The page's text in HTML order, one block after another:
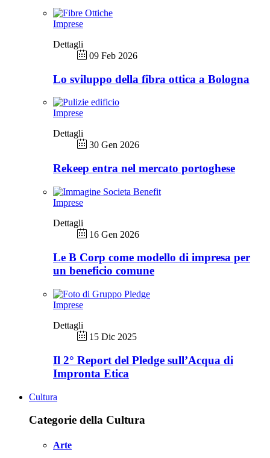
Imprese
Dettagli
09 Feb 2026
Lo sviluppo della fibra ottica a Bologna
Imprese
Dettagli
30 Gen 2026
Rekeep entra nel mercato portoghese
Imprese
Dettagli
16 Gen 2026
Le B Corp come modello di impresa per
un beneficio comune
Imprese
Dettagli
15 Dic 2025
Il 2° Report del Pledge sull’Acqua di
Impronta Etica
Cultura
Categorie della Cultura
Arte